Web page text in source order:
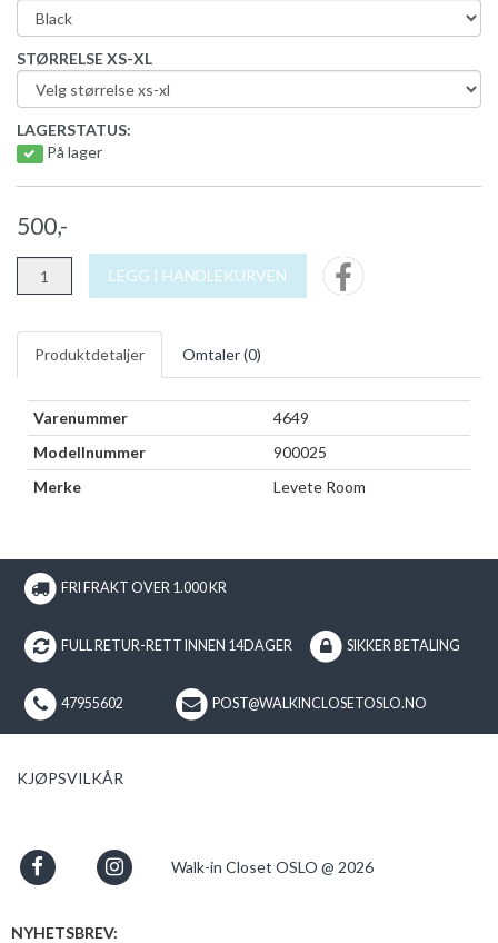
STØRRELSE XS-XL
LAGERSTATUS:
På lager
500,-
LEGG I HANDLEKURVEN
Produktdetaljer Omtaler (0)
Varenummer
4649
Modellnummer
900025
Merke
Levete Room
FRI FRAKT OVER 1.000 KR
FULL RETUR-RETT INNEN 14DAGER SIKKER BETALING
47955602 POST@WALKINCLOSETOSLO.NO
KJØPSVILKÅR
Walk-in Closet OSLO @ 2026
NYHETSBREV: